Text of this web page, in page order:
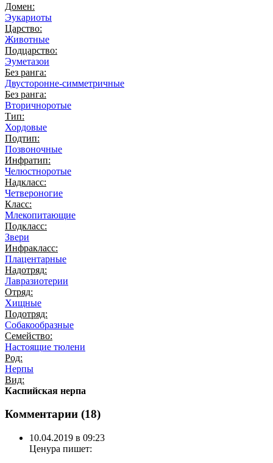
Домен:
Эукариоты
Царство:
Животные
Подцарство:
Эуметазои
Без ранга:
Двусторонне-симметричные
Без ранга:
Вторичноротые
Тип:
Хордовые
Подтип:
Позвоночные
Инфратип:
Челюстноротые
Надкласс:
Четвероногие
Класс:
Млекопитающие
Подкласс:
Звери
Инфракласс:
Плацентарные
Надотряд:
Лавразиотерии
Отряд:
Хищные
Подотряд:
Собакообразные
Семейство:
Настоящие тюлени
Род:
Нерпы
Вид:
Каспийская нерпа
Комментарии (18)
10.04.2019 в 09:23
Ценура пишет: